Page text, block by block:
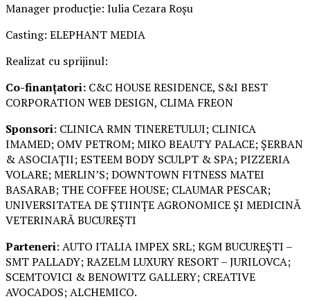
Manager producție: Iulia Cezara Roșu
Casting: ELEPHANT MEDIA
Realizat cu sprijinul:
Co-finanțatori: C&C HOUSE RESIDENCE, S&I BEST
CORPORATION WEB DESIGN, CLIMA FREON
Sponsori: CLINICA RMN TINERETULUI; CLINICA
IMAMED; OMV PETROM; MIKO BEAUTY PALACE; ȘERBAN
& ASOCIAȚII; ESTEEM BODY SCULPT & SPA; PIZZERIA
VOLARE; MERLIN’S; DOWNTOWN FITNESS MATEI
BASARAB; THE COFFEE HOUSE; CLAUMAR PESCAR;
UNIVERSITATEA DE ȘTIINȚE AGRONOMICE ȘI MEDICINĂ
VETERINARĂ BUCUREȘTI
Parteneri: AUTO ITALIA IMPEX SRL; KGM BUCUREȘTI –
SMT PALLADY; RAZELM LUXURY RESORT – JURILOVCA;
SCEMTOVICI & BENOWITZ GALLERY; CREATIVE
AVOCADOS; ALCHEMICO.